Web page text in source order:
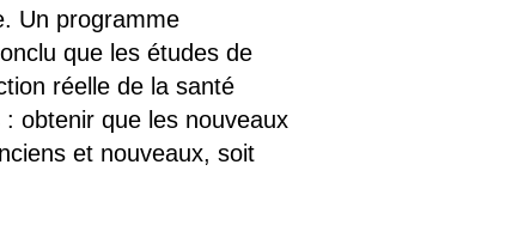
Un programme
que les études de
réelle de la santé
obtenir que les nouveaux
et nouveaux, soit